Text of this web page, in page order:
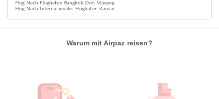
Flug Nach Flughafen Bangkok-Don Mueang
Flug Nach Internationaler Flughafen Kansai
Warum mit Airpaz reisen?